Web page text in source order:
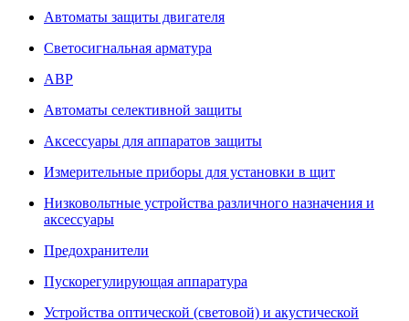
Автоматы защиты двигателя
Светосигнальная арматура
АВР
Автоматы селективной защиты
Аксессуары для аппаратов защиты
Измерительные приборы для установки в щит
Низковольтные устройства различного назначения и
аксессуары
Предохранители
Пускорегулирующая аппаратура
Устройства оптической (световой) и акустической